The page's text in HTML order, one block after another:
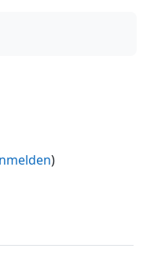
)